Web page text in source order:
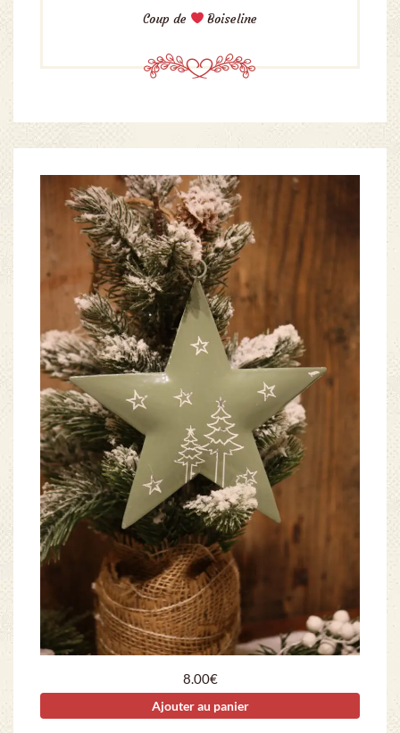
Coup de Boiseline
8.00€
Ajouter au panier